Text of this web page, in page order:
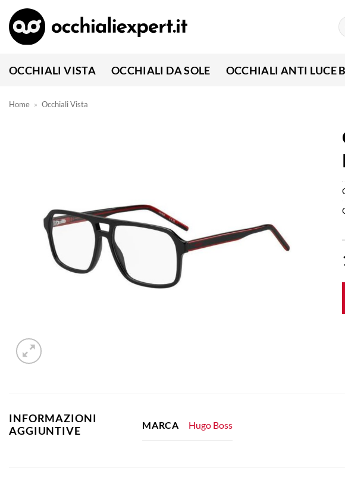
Salta
contenuti
OCCHIALI VISTA OCCHIALI DA SOLE OCCHIALI ANTI LUCE
Home » Occhiali Vista
INFORMAZIONI
AGGIUNTIVE
MARCA Hugo Boss